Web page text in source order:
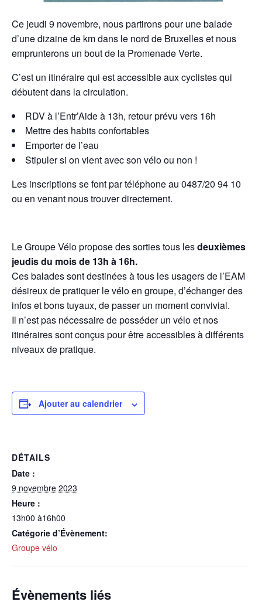
Ce jeudi 9 novembre, nous partirons pour une balade
d’une dizaine de km dans le nord de Bruxelles et nous
emprunterons un bout de la Promenade Verte.
C’est un itinéraire qui est accessible aux cyclistes qui
débutent dans la circulation.
RDV à l’Entr’Aide à 13h, retour prévu vers 16h
Mettre des habits confortables
Emporter de l’eau
Stipuler si on vient avec son vélo ou non !
Les inscriptions se font par téléphone au 0487/20 94 10
ou en venant nous trouver directement.
Le Groupe Vélo propose des sorties tous lesdeuxièmes
jeudis du mois de 13h à 16h.
Ces balades sont destinées à tous les usagers de l’EAM
désireux de pratiquer le vélo en groupe, d’échanger des
infos et bons tuyaux, de passer un moment convivial.
Il n’est pas nécessaire de posséder un vélo et nos
itinéraires sont conçus pour être accessibles à différents
niveaux de pratique.
Ajouter au calendrier
DÉTAILS
Date :
9 novembre 2023
Heure :
13h00 à16h00
Catégorie d’Évènement:
Groupe vélo
Évènements liés